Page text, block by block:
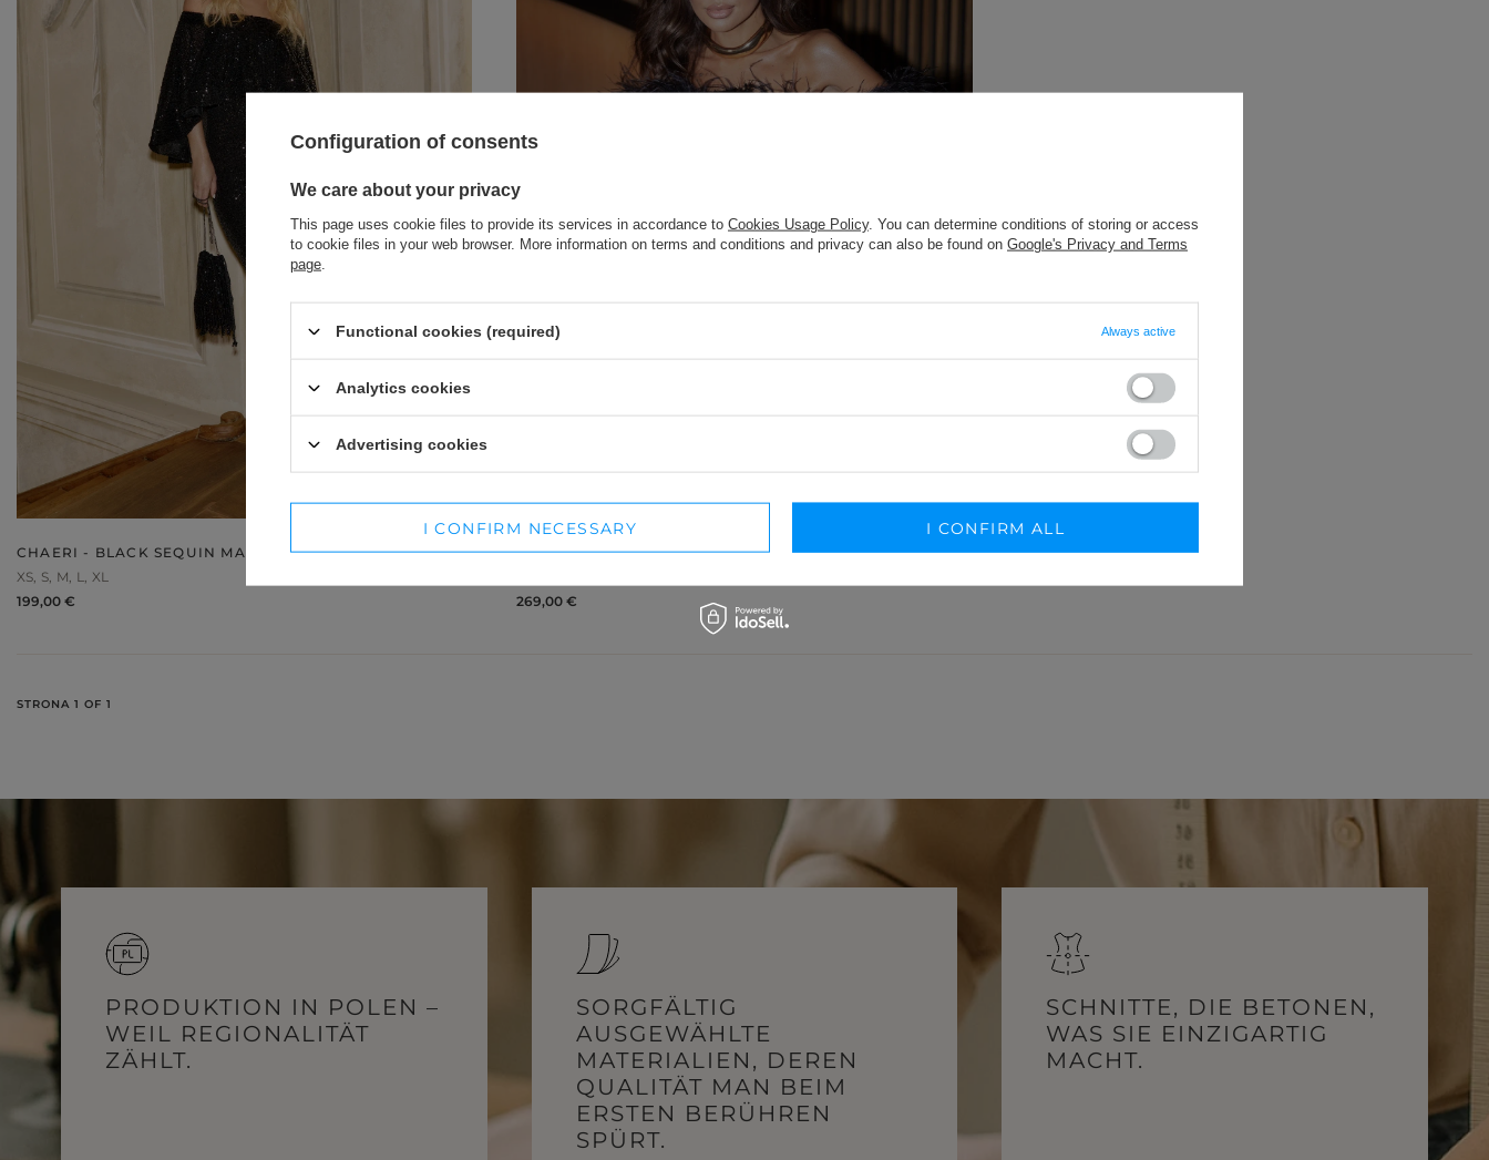
SETS
BLAZERS
SKIRTS
CHAERI - BLACK SEQUIN MAXI DRESS
XS S M L XL
199,00 €
TITTI - BLACK SEQUIN MINI DRESS WITH FEATHER
269,00 €
STRONA 1 OF 1
PRODUKTION IN POLEN –
WEIL REGIONALITÄT
ZÄHLT.
SORGFÄLTIG
AUSGEWÄHLTE
MATERIALIEN, DEREN
QUALITÄT MAN BEIM
ERSTEN BERÜHREN
SPÜRT.
SCHNITTE, DIE BETONEN,
WAS SIE EINZIGARTIG
MACHT.
Configuration of consents
We care about your privacy
This page uses cookie files to provide its services in accordance to Cookies Usage Policy. You can determine conditions of storing or access
to cookie files in your web browser. More information on terms and conditions and privacy can also be found on Google's Privacy and Terms
page
Functional cookies (required) Always active
Analytics cookies
Advertising cookies
I CONFIRM NECESSARY I CONFIRM ALL